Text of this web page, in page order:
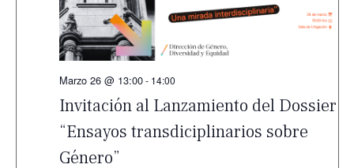
Invitación al Lanzamiento del Dossier
“Ensayos transdiciplinarios sobre
Género”
Marzo 26 @ 13:00- 14:00